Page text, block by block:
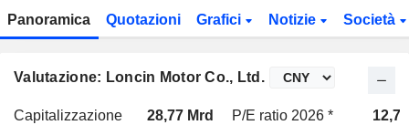
Panoramica Quotazioni Grafici Notizie Società
Valutazione: Loncin Motor Co., Ltd.
Capitalizzazione 28,77 Mrd P/E ratio 2026 *
12,7x